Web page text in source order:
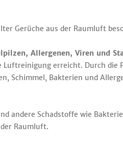
Gerüche aus der Raumluft
Allergenen, Viren und
erreicht. Durch die
Schimmel, Bakterien und
Schadstoffe wie
Raumluft.